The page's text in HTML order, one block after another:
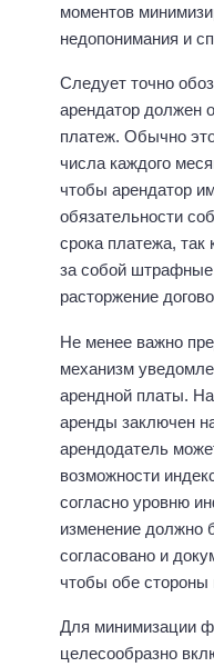
моментов
недопонимания и
Следует точно
арендатор должен
платеж. Обычно
числа каждого
чтобы арендатор
обязательности
срока платежа, так
за собой
расторжение
Не менее важно
механизм
арендной платы.
аренды заключен
арендодатель
возможности
согласно уровню
изменение должно
согласовано и
чтобы обе
Для минимизации
целесообразно